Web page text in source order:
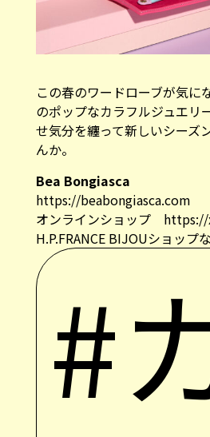
この春のワードローブが気に
のポップなカラフルジュエリ
せ気分を纏って新しいシーズ
んか。
Bea Bongiasca
https://beabongiasca.com
オンラインショップ
H.P.FRANCE BIJOUショップ
#